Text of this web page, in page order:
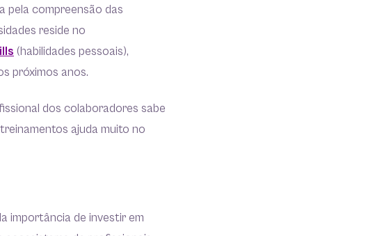
pela compreensão das
reside no
(habilidades pessoais),
próximos anos.
dos colaboradores sabe
ajuda muito no
importância de investir em